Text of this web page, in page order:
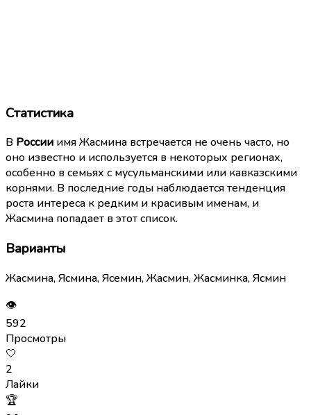
Статистика
В России имя Жасмина встречается не очень часто, но
оно известно и используется в некоторых регионах,
особенно в семьях с мусульманскими или кавказскими
корнями. В последние годы наблюдается тенденция
роста интереса к редким и красивым именам, и
Жасмина попадает в этот список.
Варианты
Жасмина, Ясмина, Ясемин, Жасмин, Жасминка, Ясмин
👁
592
Просмотры
🤍
2
Лайки
🏆